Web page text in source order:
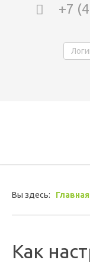
+7
Вы здесь: Главная
Как